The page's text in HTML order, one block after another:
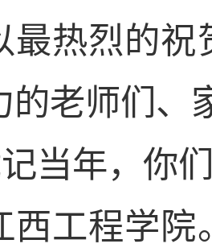
最热烈的祝
的老师们、
当年，你
西工程学